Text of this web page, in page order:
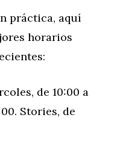
práctica, aquí
horarios
de 10:00 a
Stories, de